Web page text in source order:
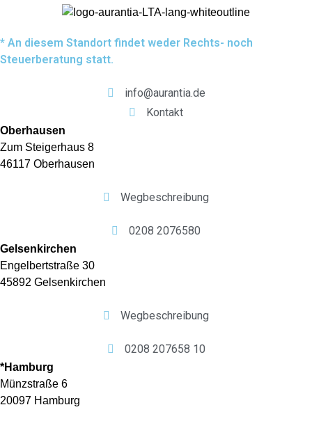
* An diesem Standort findet weder Rechts- noch
Steuerberatung statt.
info@aurantia.de
Kontakt
Oberhausen
Zum Steigerhaus 8
46117 Oberhausen
Wegbeschreibung
0208 2076580
Gelsenkirchen
Engelbertstraße 30
45892 Gelsenkirchen
Wegbeschreibung
0208 207658 10
*Hamburg
Münzstraße 6
20097 Hamburg